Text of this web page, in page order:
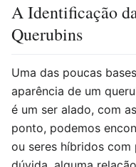
A Identificação
Querubins
Uma das poucas
aparência de um
é um ser alado, com
ponto, podemos
ou seres híbridos com